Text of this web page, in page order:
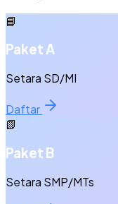
📘
Paket A
Setara SD/MI
Daftar
📗
Paket B
Setara SMP/MTs